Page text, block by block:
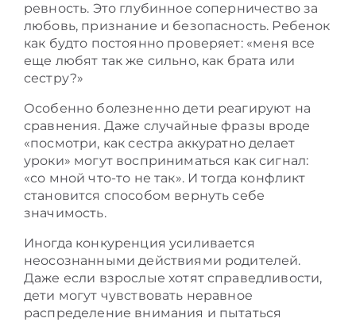
ревность. Это глубинное соперничество за
любовь, признание и безопасность. Ребенок
как будто постоянно проверяет: «меня все
еще любят так же сильно, как брата или
сестру?»
Особенно болезненно дети реагируют на
сравнения. Даже случайные фразы вроде
«посмотри, как сестра аккуратно делает
уроки» могут восприниматься как сигнал:
«со мной что-то не так». И тогда конфликт
становится способом вернуть себе
значимость.
Иногда конкуренция усиливается
неосознанными действиями родителей.
Даже если взрослые хотят справедливости,
дети могут чувствовать неравное
распределение внимания и пытаться